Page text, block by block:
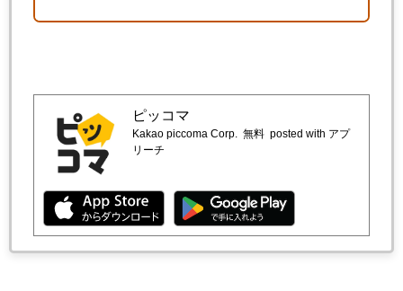
ピッコマ
Kakao piccoma Corp. 無料 posted with アプ
リーチ